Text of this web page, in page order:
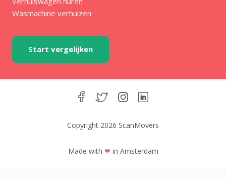
Wasmachine verhuizen
Start vergelijken
Copyright 2026 ScanMovers
Made with ❤ in Amsterdam